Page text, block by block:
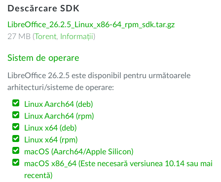
Descărcare SDK
LibreOffice_26.2.5_Linux_x86-64_rpm_sdk.tar.gz
27 MB (Torent, Informații)
Sistem de operare
LibreOffice 26.2.5 este disponibil pentru următoarele
arhitecturi/sisteme de operare:
Linux Aarch64 (deb)
Linux Aarch64 (rpm)
Linux x64 (deb)
Linux x64 (rpm)
macOS (Aarch64/Apple Silicon)
macOS x86_64 (Este necesară versiunea 10.14 sau mai
recentă)